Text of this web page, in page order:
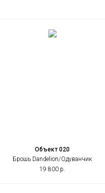
Объект 020
Брошь Dandelion/Одуванчик
19 800 р.